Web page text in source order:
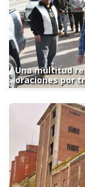
Una multitud
oraciones por